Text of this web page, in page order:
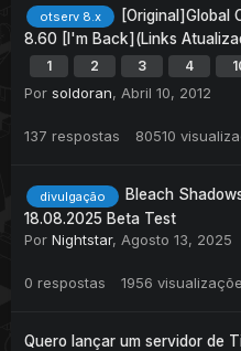
otserv 8.x
[Original]Global
8.60 [I'm Back](Links
1 2 3 4
Por soldoran, Abril 10, 2012
137 respostas 80510
divulgação
Bleach
18.08.2025 Beta Test
Por Nightstar, Agosto 13, 2025
0 respostas 1956
Quero lançar um servidor de